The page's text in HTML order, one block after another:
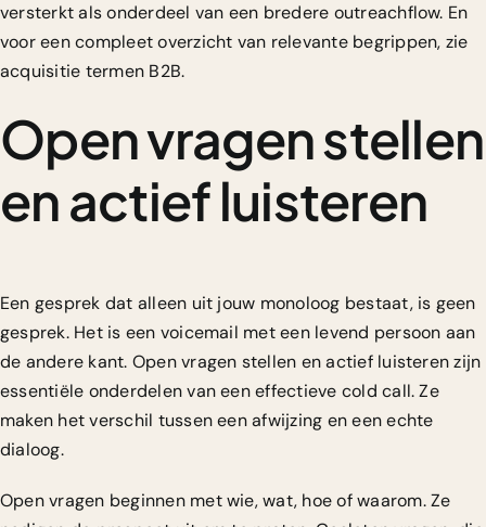
versterkt als onderdeel van een bredere outreachflow. En
voor een compleet overzicht van relevante begrippen, zie
acquisitie termen B2B.
Open vragen stellen
en actief luisteren
Een gesprek dat alleen uit jouw monoloog bestaat, is geen
gesprek. Het is een voicemail met een levend persoon aan
de andere kant. Open vragen stellen en actief luisteren zijn
essentiële onderdelen van een effectieve cold call. Ze
maken het verschil tussen een afwijzing en een echte
dialoog.
Open vragen beginnen met wie, wat, hoe of waarom. Ze